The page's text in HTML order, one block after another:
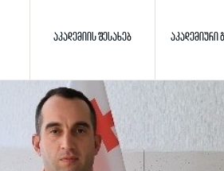
ᲐᲙᲐᲓᲔᲛᲘᲘᲡ ᲨᲔᲡᲐᲮᲔᲑ ᲐᲙᲐᲓᲔᲛᲘᲣᲠᲘ